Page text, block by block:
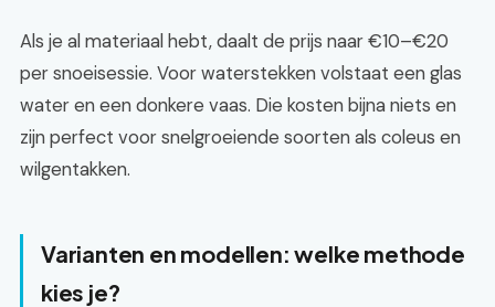
Als je al materiaal hebt, daalt de prijs naar €10–€20
per snoeisessie. Voor waterstekken volstaat een glas
water en een donkere vaas. Die kosten bijna niets en
zijn perfect voor snelgroeiende soorten als coleus en
wilgentakken.
Varianten en modellen: welke methode
kies je?